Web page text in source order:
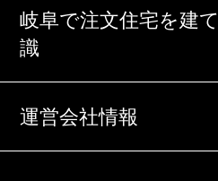
岐阜で注文住宅を建
識
運営会社情報